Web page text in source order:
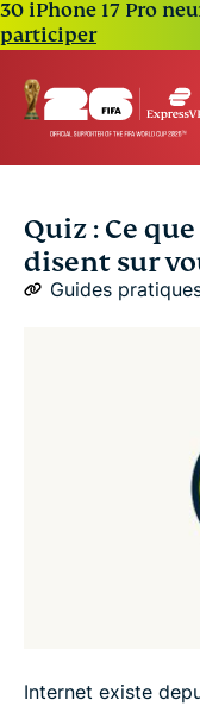
30 iPhone 17 Pro
participer
Quiz : Ce
disent sur
Guides
Internet existe